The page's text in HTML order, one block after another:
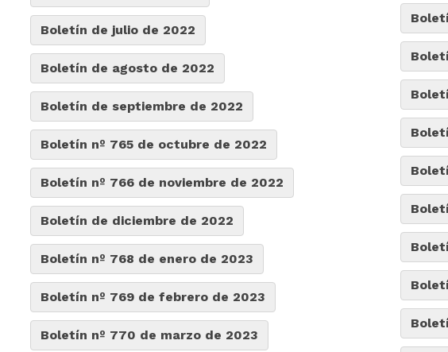
Boletín de julio de 2022
Boletín de agosto de 2022
Boletín de septiembre de 2022
Boletín nº 765 de octubre de 2022
Boletín nº 766 de noviembre de 2022
Boletín de diciembre de 2022
Boletín nº 768 de enero de 2023
Boletín nº 769 de febrero de 2023
Boletín nº 770 de marzo de 2023